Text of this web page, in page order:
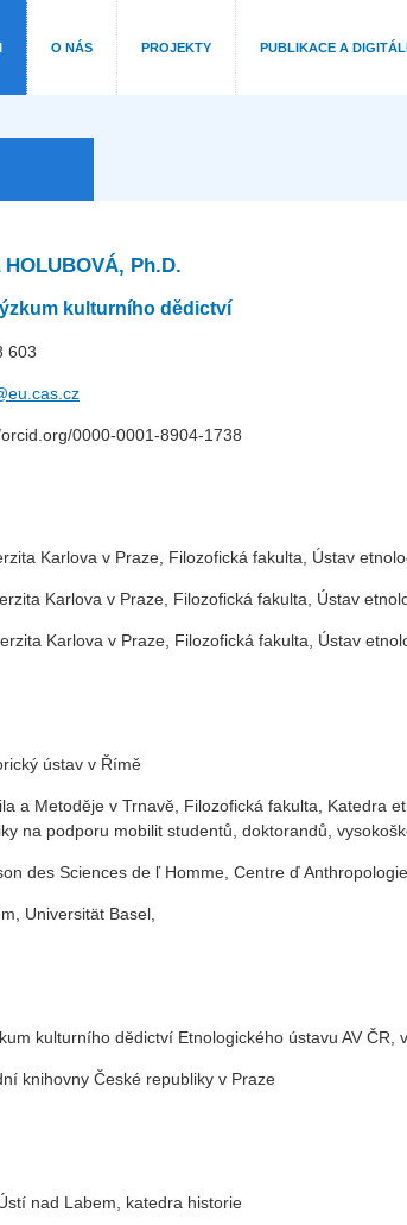
O NÁS PROJEKTY PUBLIKACE A
Ph.D.
kulturního dědictví
603
0000-0001-8904-1738
Karlova v Praze, Filozofická fakulta, Ústav
Karlova v Praze, Filozofická fakulta, Ústav
Karlova v Praze, Filozofická fakulta, Ústav
ústav v Římě
a Metoděje v Trnavě, Filozofická fakulta, Katedra
na podporu mobilit studentů, doktorandů,
des Sciences de ľ Homme, Centre ď
Universität Basel,
kulturního dědictví Etnologického ústavu AV ČR,
knihovny České republiky v Praze
nad Labem, katedra historie